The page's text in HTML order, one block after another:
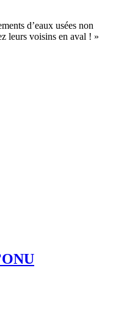
d’eaux usées non
leurs voisins en aval ! »